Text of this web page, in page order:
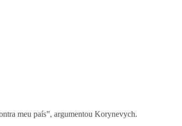
meu país”, argumentou Korynevych.